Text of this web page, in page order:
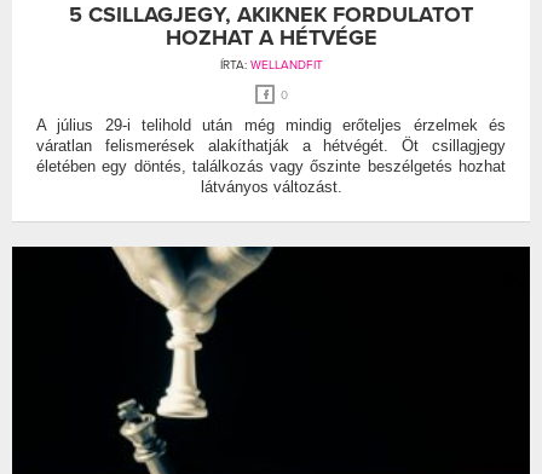
5 CSILLAGJEGY, AKIKNEK FORDULATOT
HOZHAT A HÉTVÉGE
ÍRTA: WELLANDFIT
0
A július 29-i telihold után még mindig erőteljes érzelmek és
váratlan felismerések alakíthatják a hétvégét. Öt csillagjegy
életében egy döntés, találkozás vagy őszinte beszélgetés hozhat
látványos változást.